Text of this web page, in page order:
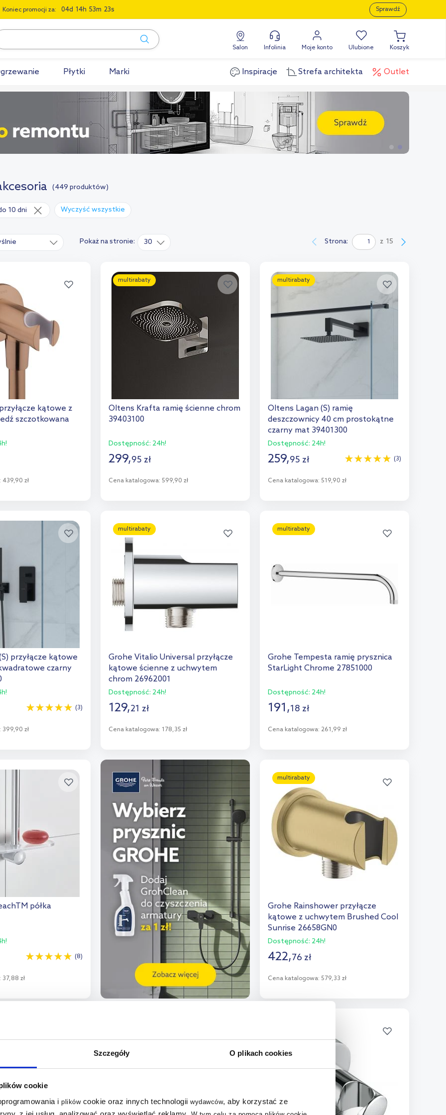
Szczegóły O plikach cookies
cookie
i plikówcookie oraz innych technologii wydawców, aby korzystać ze
Koniec promocji za: 04 14 53 22 Sprawdź
Salon Infolinia Moje konto Ulubione Koszyk
Płytki Marki Inspiracje Strefa architekta Outlet
(449 produktów)
10 dni Wyczyść wszystkie
Pokaż na stronie: 30 Strona: z 15
kątowe z
szczotkowana
439,90 zł
do porównania
multirabaty
Oltens Krafta ramię ścienne chrom
39403100
Dostępność: 24h!
299,95 zł
Cena katalogowa: 599,90 zł
Dodaj do porównania
multirabaty
Oltens Lagan (S) ramię
deszczownicy 40 cm prostokątne
czarny mat 39401300
Dostępność: 24h!
259,95 zł
Cena katalogowa: 519,90 zł
(3)
Dodaj do porównania
przyłącze kątowe
czarny
399,90 zł
(3)
do porównania
multirabaty
Grohe Vitalio Universal przyłącze
kątowe ścienne z uchwytem
chrom 26962001
Dostępność: 24h!
129,21 zł
Cena katalogowa: 178,35 zł
Dodaj do porównania
multirabaty
Grohe Tempesta ramię prysznica
StarLight Chrome 27851000
Dostępność: 24h!
191,18 zł
Cena katalogowa: 261,99 zł
Dodaj do porównania
półka
37,88 zł
(8)
koszyka
multirabaty
Grohe Rainshower przyłącze
kątowe z uchwytem Brushed Cool
Sunrise 26658GN0
Dostępność: 24h!
422,76 zł
Cena katalogowa: 579,33 zł
Do koszyka